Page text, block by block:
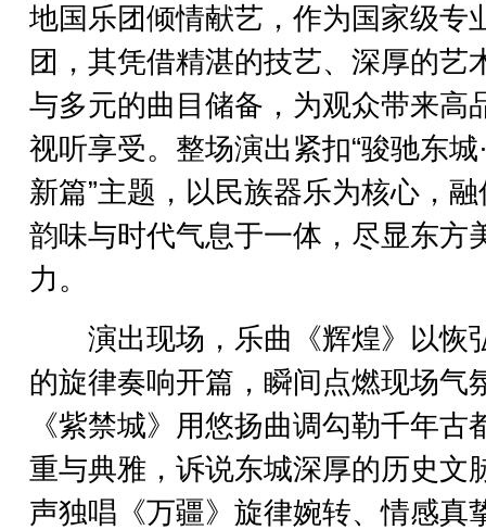
地国乐团倾情献艺，作为国家级专
团，其凭借精湛的技艺、深厚的艺
与多元的曲目储备，为观众带来高
视听享受。整场演出紧扣“骏驰东城
新篇”主题，以民族器乐为核心，
韵味与时代气息于一体，尽显东方
力。
演出现场，乐曲《辉煌》以恢
的旋律奏响开篇，瞬间点燃现场气
《紫禁城》用悠扬曲调勾勒千年古
重与典雅，诉说东城深厚的历史文
声独唱《万疆》旋律婉转、情感真